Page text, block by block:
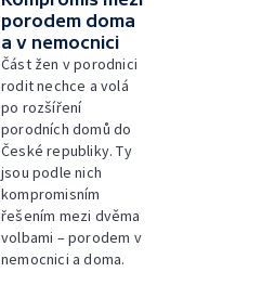
porodem doma
a v nemocnici
Část žen v porodnici
rodit nechce a volá
po rozšíření
porodních domů do
České republiky. Ty
jsou podle nich
kompromisním
řešením mezi dvěma
volbami – porodem v
nemocnici a doma.